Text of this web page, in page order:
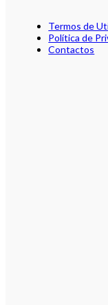
Termos de
Política de
Contactos